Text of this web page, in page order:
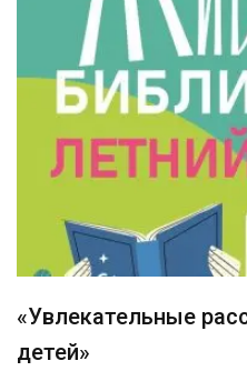
«Увлекательные
детей»